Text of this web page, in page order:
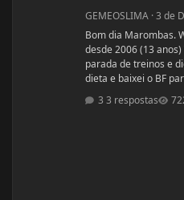
GEMEOSLIMA ·3 de
Bom dia Marombas. Willys, 29 anos, 1,71, 84kg, malho
desde 2006 (13 anos) Vamos lá, estou vindo de uma
parada de treinos e dietas a 2
dieta e baixei o BF para 13% Pensando
estreantes ano que
(Secar e corrigir os pontos
3 respostas